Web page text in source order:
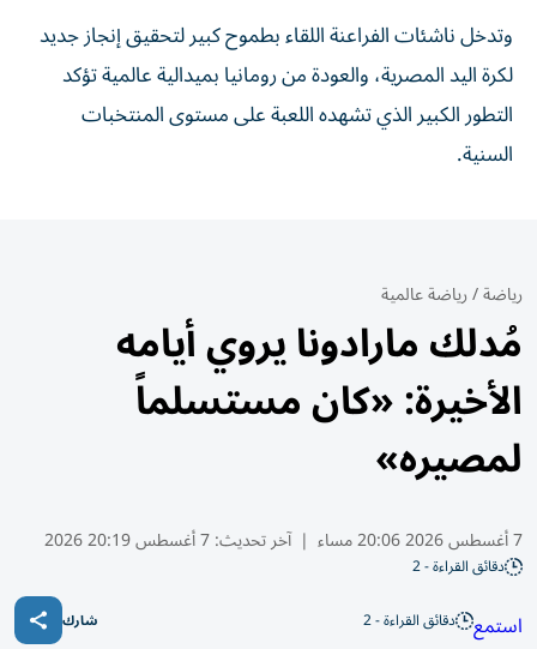
وتدخل ناشئات الفراعنة اللقاء بطموح كبير لتحقيق إنجاز جديد
لكرة اليد المصرية، والعودة من رومانيا بميدالية عالمية تؤكد
التطور الكبير الذي تشهده اللعبة على مستوى المنتخبات
السنية.
رياضة/رياضة عالمية
مُدلك مارادونا يروي أيامه
الأخيرة: «كان مستسلماً
لمصيره»
7 أغسطس 2026 20:06 مساء | آخر تحديث:7 أغسطس 20:19 2026
دقائق القراءة - 2
استمع دقائق القراءة - 2 شارك